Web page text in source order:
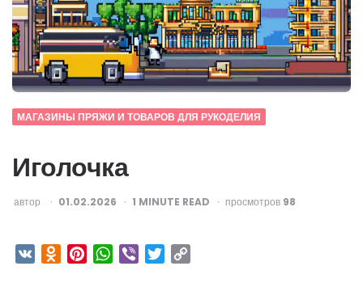
МАГАЗИНЫ ПРЯЖИ И ТОВАРОВ ДЛЯ РУКОДЕЛИЯ
Иголочка
ОПУБЛИКОВАНО
автор 01.02.2026 1 MINUTE READ просмотров 98
VK Odnoklassniki
PinterestWhatsApp
Viber Twitter